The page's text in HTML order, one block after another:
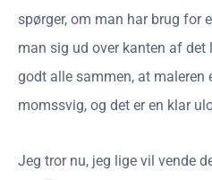
spørger, om man har brug for
man sig ud over kanten af det
godt alle sammen, at maleren
momssvig, og det er en klar
Jeg tror nu, jeg lige vil vende